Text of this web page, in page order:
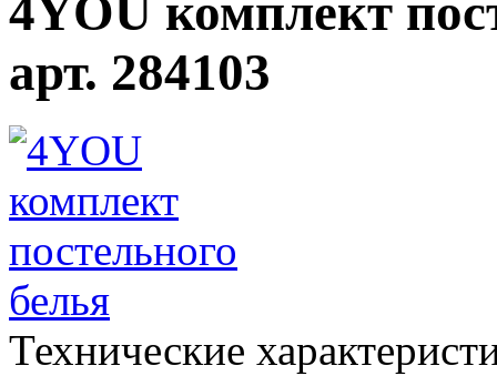
4YOU комплект
арт. 284103
Технические